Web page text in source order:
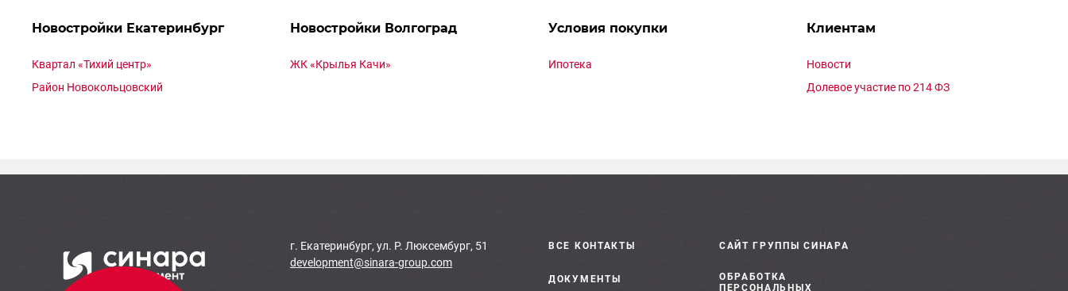
Новостройки Екатеринбург
Квартал «Тихий центр»
Район Новокольцовский
Новостройки Волгоград
ЖК «Крылья Качи»
Условия покупки
Ипотека
Клиентам
Новости
Долевое участие по 214 ФЗ
г. Екатеринбург, ул. Р. Люксембург, 51
development@sinara-group.com
ВСЕ КОНТАКТЫ
ДОКУМЕНТЫ
САЙТ ГРУППЫ СИНАРА
ОБРАБОТКА
ПЕРСОНАЛЬНЫХ